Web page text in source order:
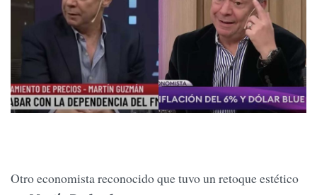
Otro economista reconocido que tuvo un retoque estético